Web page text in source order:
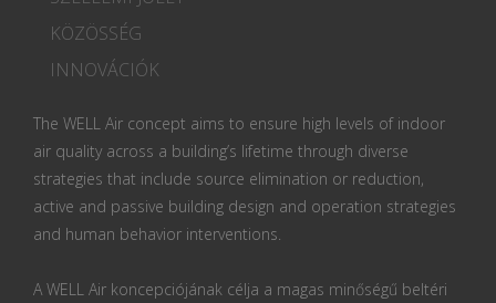
KÖZÖSSÉG
INNOVÁCIÓK
The WELL Air concept aims to ensure high levels of indoor
air quality across a building’s lifetime through diverse
strategies that include source elimination or reduction,
active and passive building design and operation strategies
and human behavior interventions.
A WELL Air koncepciójának célja a magas minőségű beltéri